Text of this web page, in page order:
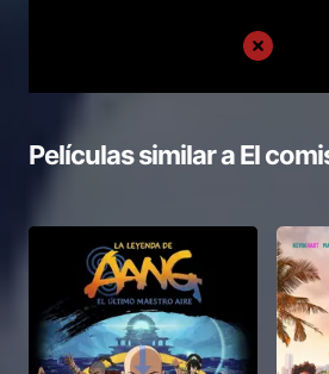
Películas similar aEl